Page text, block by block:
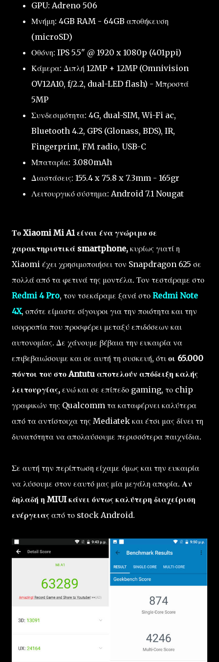
GPU: Adreno 506
Μνήμη: 4GB RAM - 64GB αποθήκευση
(microSD)
Οθόνη: IPS 5.5" @ 1920 x 1080p (401ppi)
Κάμερα: Διπλή 12MP + 12MP (Omnivision
OV12A10, f/2.2, dual-LED flash) - Μπροστά
5MP
Συνδεσιμότητα: 4G, dual-SIM, Wi-Fi ac,
Bluetooth 4.2, GPS (Glonass, BDS), IR,
Fingerprint, FM radio, USB-C
Μπαταρία: 3.080mAh
Διαστάσεις: 155.4 x 75.8 x 7.3mm - 165gr
Λειτουργικό σύστημα: Android 7.1 Nougat
Το Xiaomi Mi A1 είναι ένα γνώριμο σε
χαρακτηριστικά smartphone, κυρίως γιατί η
Xiaomi έχει χρησιμοποιήσει τον Snapdragon 625 σε
πολλά από τα φετινά της μοντέλα. Τον τεστάραμε στο
Redmi 4 Pro, τον τσεκάραμε ξανά στο Redmi Note
4X, οπότε είμαστε σίγουροι για την ποιότητα και την
ισορροπία που προσφέρει μεταξύ επιδόσεων και
αυτονομίας. Δε χάνουμε βέβαια την ευκαιρία να
επιβεβαιώσουμε και σε αυτή τη συσκευή, ότι οι 65.000
πόντοι του στο Antutu αποτελούν απόδειξη καλής
λειτουργίας, ενώ και σε επίπεδο gaming, το chip
γραφικών της Qualcomm τα καταφέρνει καλύτερα
από τα αντίστοιχα της Mediatek και έτσι μας δίνει τη
δυνατότητα να απολαύσουμε περισσότερα παιχνίδια.
Σε αυτή την περίπτωση είχαμε όμως και την ευκαιρία
να λύσουμε στον εαυτό μας μία μεγάλη απορία. Αν
δηλαδή η MIUI κάνει όντως καλύτερη διαχείριση
ενέργειας από το stock Android.